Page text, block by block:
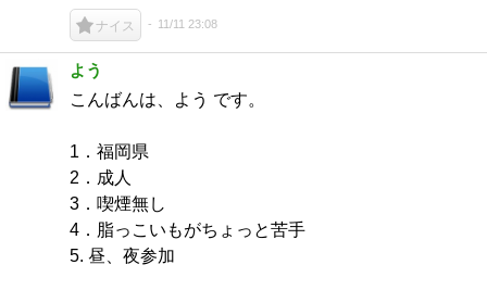
ナイス 11/11 23:08
よう
こんばんは、よう です。
1．福岡県
2．成人
3．喫煙無し
4．脂っこいもがちょっと苦手
5. 昼、夜参加